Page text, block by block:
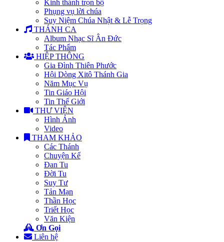
Kinh thánh trọn bộ
Phụng vụ lời chúa
Suy Niệm Chúa Nhật & Lễ Trọng
THÁNH CA
Album Nhạc Sĩ Ân Đức
Tác Phẩm
HIỆP THÔNG
Gia Đình Thiên Phước
Hội Dòng Xitô Thánh Gia
Năm Mục Vụ
Tin Giáo Hội
Tin Thế Giới
THƯ VIỆN
Hình Ảnh
Video
THAM KHẢO
Các Thánh
Chuyện Kể
Đan Tu
Đời Tu
Suy Tư
Tản Mạn
Thần Học
Triết Học
Văn Kiện
Ơn Gọi
Liên hệ